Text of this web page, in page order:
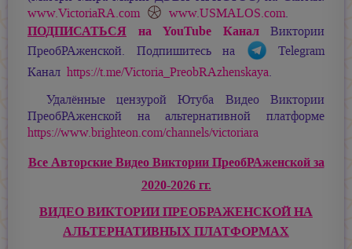
www.VictoriaRA.com
www.USMALOS.com.
ПОДПИСАТЬСЯ на YouTube КаналВиктории
ПреобРАженской. Подпишитесь на
Telegram
Канал https://t.me/Victoria_PreobRAzhenskaya.
Удалённые цензурой Ютуба Видео Виктории
ПреобРАженской на альтернативной платформе
https://www.brighteon.com/channels/victoriara
Все Авторские Видео Виктории ПреобРАженской за
2020-2026 гг.
ВИДЕО ВИКТОРИИ ПРЕОБРАЖЕНСКОЙ НА
АЛЬТЕРНАТИВНЫХ ПЛАТФОРМАХ